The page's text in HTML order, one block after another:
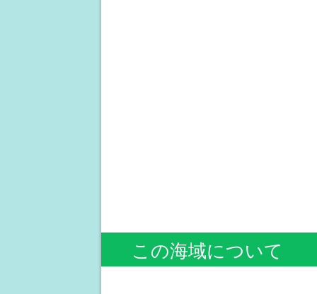
この海域について